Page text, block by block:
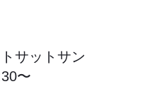
サットサン
〜